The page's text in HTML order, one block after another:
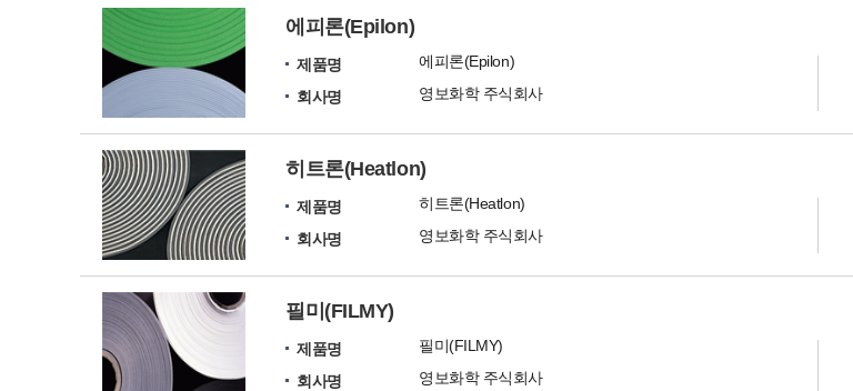
에피론(Epilon)
제품명
에피론(Epilon)
회사명
영보화학 주식회사
히트론(Heatlon)
제품명
히트론(Heatlon)
회사명
영보화학 주식회사
필미(FILMY)
제품명
필미(FILMY)
회사명
영보화학 주식회사